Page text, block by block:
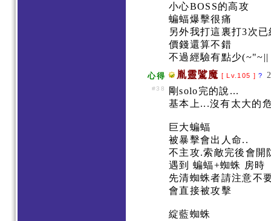
小心BOSS的高攻
蝙蝠爆擊很痛
另外我打這裏打3次
價錢還算不錯
不過經驗有點少(~"~||
心得 胤靈騭魔 [ Lv.105 ]?
#38
剛solo完的說...
基本上...沒有太大的
巨大蝙蝠
被暴擊會出人命..
不主攻.索敵完後會開
遇到 蝙蝠+蜘蛛 房時
先清蜘蛛者請注意不
會直接被攻擊
綻藍蜘蛛